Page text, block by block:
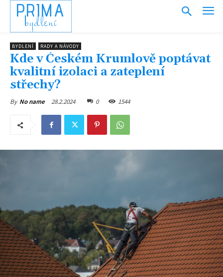
PRIMA
bydlení
BYDLENÍ RADY A NÁVODY
Kde v Českém Krumlově poptávat
kvalitní izolaci a zateplení
střechy?
By No name 28.2.2024 0 1544